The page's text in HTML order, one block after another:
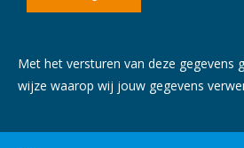
Met het versturen van deze gegevens
wijze waarop wij jouw gegevens